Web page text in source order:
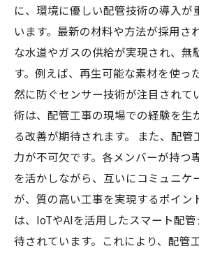
に、環境に優しい配管技術の導入が
います。最新の材料や方法が採用さ
な水道やガスの供給が実現され、無
す。例えば、再生可能な素材を使っ
然に防ぐセンサー技術が注目されて
術は、配管工事の現場での経験を生
る改善が期待されます。 また、配
力が不可欠です。各メンバーが持つ
を活かしながら、互いにコミュニケ
が、質の高い工事を実現するポイン
は、IoTやAIを活用したスマート配
待されています。これにより、配管